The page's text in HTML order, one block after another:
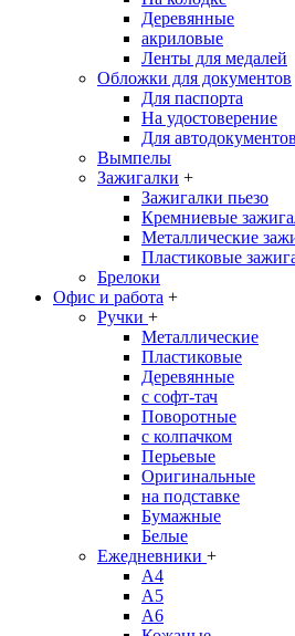
Деревянные
акриловые
Ленты для медалей
Обложки для документов
Для паспорта
На удостоверение
Для автодокументов
Вымпелы
Зажигалки +
Зажигалки пьезо
Кремниевые
Металлические
Пластиковые
Брелоки
Офис и работа +
Ручки +
Металлические
Пластиковые
Деревянные
с софт-тач
Поворотные
с колпачком
Перьевые
Оригинальные
на подставке
Бумажные
Белые
Ежедневники +
A4
A5
A6